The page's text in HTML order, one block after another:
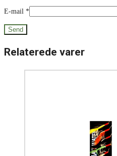
E-mail *
Relaterede varer